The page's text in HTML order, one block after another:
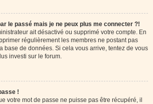
le passé mais je ne peux plus me connecter ?!
ait désactivé ou supprimé votre compte. En
régulièrement les membres ne postant pas
base de données. Si cela vous arrive, tentez de vous
investi sur le forum.
!
votre mot de passe ne puisse pas être récupéré, il